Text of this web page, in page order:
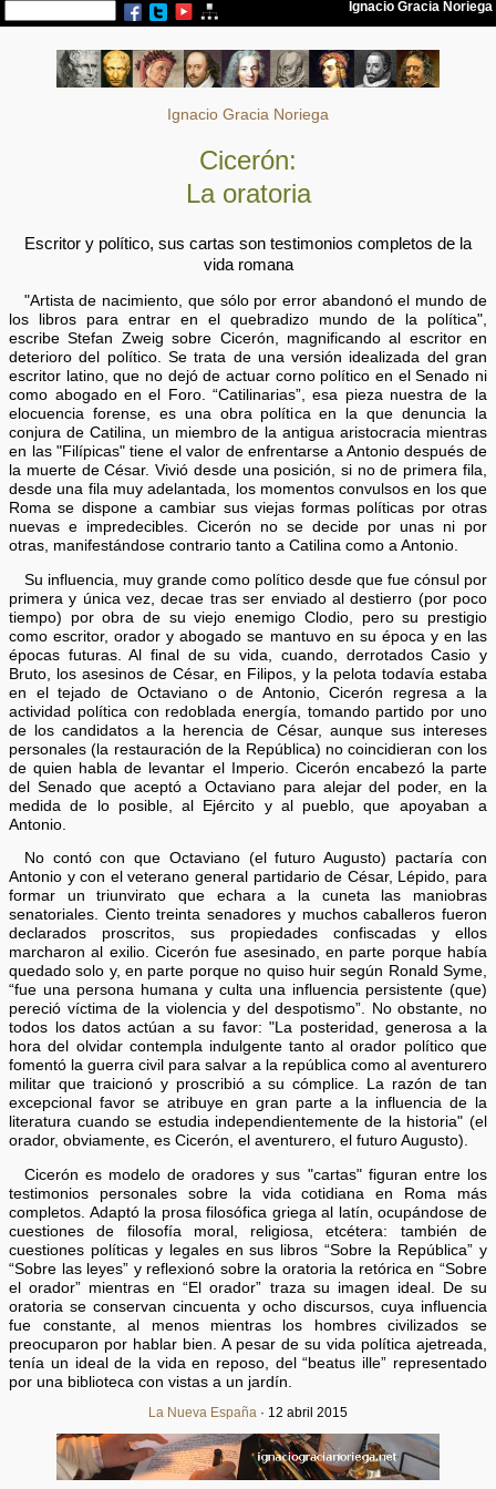
Ignacio Gracia Noriega
Cicerón:
La oratoria
Escritor y político, sus cartas son testimonios completos de la
vida romana
"Artista de nacimiento, que sólo por error abandonó el mundo de
los libros para entrar en el quebradizo mundo de la política",
escribe Stefan Zweig sobre Cicerón, magnificando al escritor en
deterioro del político. Se trata de una versión idealizada del gran
escritor latino, que no dejó de actuar corno político en el Senado ni
como abogado en el Foro. “Catilinarias”, esa pieza nuestra de la
elocuencia forense, es una obra política en la que denuncia la
conjura de Catilina, un miembro de la antigua aristocracia mientras
en las "Filípicas" tiene el valor de enfrentarse a Antonio después de
la muerte de César. Vivió desde una posición, si no de primera fila,
desde una fila muy adelantada, los momentos convulsos en los que
Roma se dispone a cambiar sus viejas formas políticas por otras
nuevas e impredecibles. Cicerón no se decide por unas ni por
otras, manifestándose contrario tanto a Catilina como a Antonio.
Su influencia, muy grande como político desde que fue cónsul por
primera y única vez, decae tras ser enviado al destierro (por poco
tiempo) por obra de su viejo enemigo Clodio, pero su prestigio
como escritor, orador y abogado se mantuvo en su época y en las
épocas futuras. Al final de su vida, cuando, derrotados Casio y
Bruto, los asesinos de César, en Filipos, y la pelota todavía estaba
en el tejado de Octaviano o de Antonio, Cicerón regresa a la
actividad política con redoblada energía, tomando partido por uno
de los candidatos a la herencia de César, aunque sus intereses
personales (la restauración de la República) no coincidieran con los
de quien habla de levantar el Imperio. Cicerón encabezó la parte
del Senado que aceptó a Octaviano para alejar del poder, en la
medida de lo posible, al Ejército y al pueblo, que apoyaban a
Antonio.
No contó con que Octaviano (el futuro Augusto) pactaría con
Antonio y con el veterano general partidario de César, Lépido, para
formar un triunvirato que echara a la cuneta las maniobras
senatoriales. Ciento treinta senadores y muchos caballeros fueron
declarados proscritos, sus propiedades confiscadas y ellos
marcharon al exilio. Cicerón fue asesinado, en parte porque había
quedado solo y, en parte porque no quiso huir según Ronald Syme,
“fue una persona humana y culta una influencia persistente (que)
pereció víctima de la violencia y del despotismo”. No obstante, no
todos los datos actúan a su favor: "La posteridad, generosa a la
hora del olvidar contempla indulgente tanto al orador político que
fomentó la guerra civil para salvar a la república como al aventurero
militar que traicionó y proscribió a su cómplice. La razón de tan
excepcional favor se atribuye en gran parte a la influencia de la
literatura cuando se estudia independientemente de la historia" (el
orador, obviamente, es Cicerón, el aventurero, el futuro Augusto).
Cicerón es modelo de oradores y sus "cartas" figuran entre los
testimonios personales sobre la vida cotidiana en Roma más
completos. Adaptó la prosa filosófica griega al latín, ocupándose de
cuestiones de filosofía moral, religiosa, etcétera: también de
cuestiones políticas y legales en sus libros “Sobre la República” y
“Sobre las leyes” y reflexionó sobre la oratoria la retórica en “Sobre
el orador” mientras en “El orador” traza su imagen ideal. De su
oratoria se conservan cincuenta y ocho discursos, cuya influencia
fue constante, al menos mientras los hombres civilizados se
preocuparon por hablar bien. A pesar de su vida política ajetreada,
tenía un ideal de la vida en reposo, del “beatus ille” representado
por una biblioteca con vistas a un jardín.
La Nueva España · 12 abril 2015